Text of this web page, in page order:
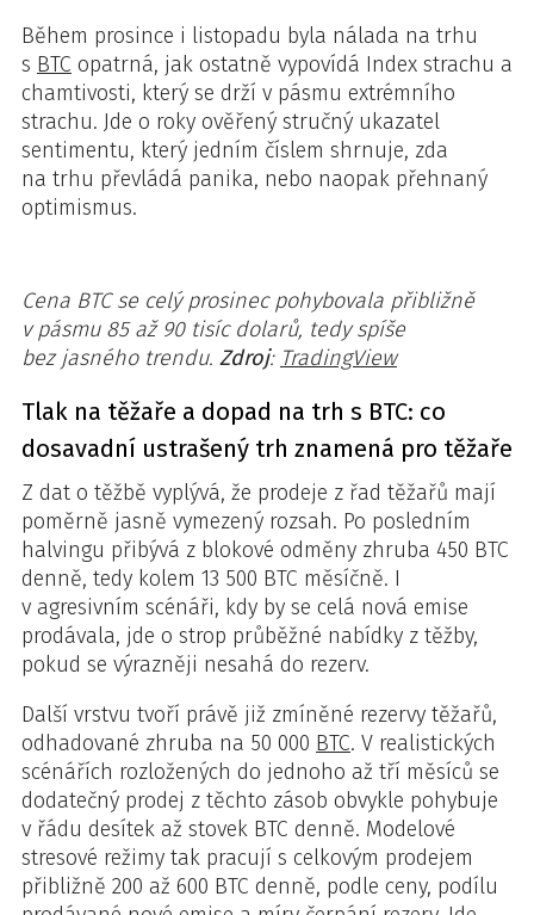
Během prosince i listopadu byla nálada na trhu
s BTC opatrná, jak ostatně vypovídá Index strachu a
chamtivosti, který se drží v pásmu extrémního
strachu. Jde o roky ověřený stručný ukazatel
sentimentu, který jedním číslem shrnuje, zda
na trhu převládá panika, nebo naopak přehnaný
optimismus.
Cena BTC se celý prosinec pohybovala přibližně
v pásmu 85 až 90 tisíc dolarů, tedy spíše
bez jasného trendu. Zdroj: TradingView
Tlak na těžaře a dopad na trh s BTC: co
dosavadní ustrašený trh znamená pro těžaře
Z dat o těžbě vyplývá, že prodeje z řad těžařů mají
poměrně jasně vymezený rozsah. Po posledním
halvingu přibývá z blokové odměny zhruba 450 BTC
denně, tedy kolem 13 500 BTC měsíčně. I
v agresivním scénáři, kdy by se celá nová emise
prodávala, jde o strop průběžné nabídky z těžby,
pokud se výrazněji nesahá do rezerv.
Další vrstvu tvoří právě již zmíněné rezervy těžařů,
odhadované zhruba na 50 000 BTC. V realistických
scénářích rozložených do jednoho až tří měsíců se
dodatečný prodej z těchto zásob obvykle pohybuje
v řádu desítek až stovek BTC denně. Modelové
stresové režimy tak pracují s celkovým prodejem
přibližně 200 až 600 BTC denně, podle ceny, podílu